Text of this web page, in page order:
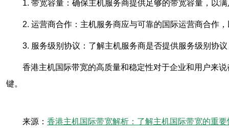
1. 带宽容量：确保主机服务商提供足够的带宽容量，以
2. 运营商合作：主机服务商应与可靠的国际运营商合作
3. 服务级别协议：了解主机服务商是否提供服务级别协
香港主机国际带宽的高质量和稳定性对于企业和用户来
键。
来源： 香港主机国际带宽解析：了解主机国际带宽的重要